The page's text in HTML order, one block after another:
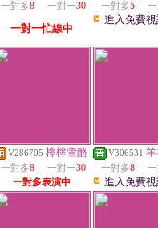
一對多8 一對一30
一對一忙線中
一對多5
進入免費
V286705 檸檸雪酪
一對多8 一對一30
一對多表演中
V306531
一對多8
進入免費